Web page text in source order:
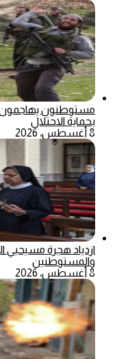
مستوطنون يهاجمون
بحماية الاحتلال
8 أغسطس، 2026
ازدياد هجرة مسيحيي
والمستوطنين
8 أغسطس، 2026